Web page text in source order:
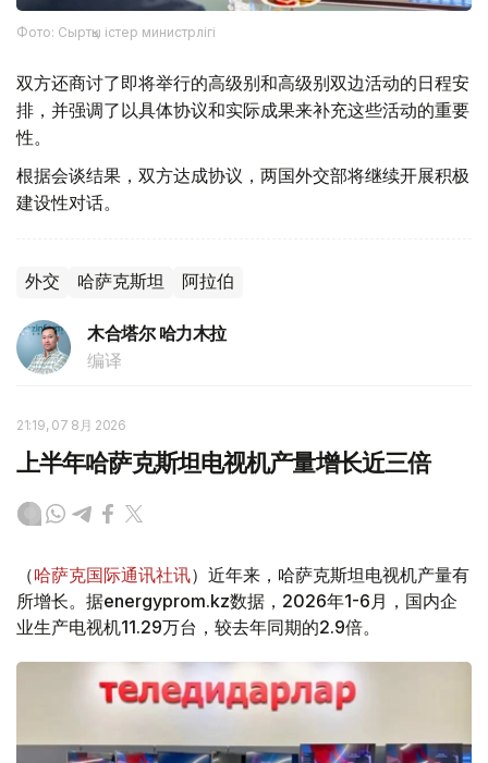
Фото: Сыртқы істер министрлігі
双方还商讨了即将举行的高级别和高级别双边活动的日程安
排，并强调了以具体协议和实际成果来补充这些活动的重要
性。
根据会谈结果，双方达成协议，两国外交部将继续开展积极
建设性对话。
外交 哈萨克斯坦 阿拉伯
木合塔尔 哈力木拉
编译
21:19, 07 8月 2026
上半年哈萨克斯坦电视机产量增长近三倍
（哈萨克国际通讯社讯）近年来，哈萨克斯坦电视机产量有
所增长。据energyprom.kz数据，2026年1-6月，国内企
业生产电视机11.29万台，较去年同期的2.9倍。